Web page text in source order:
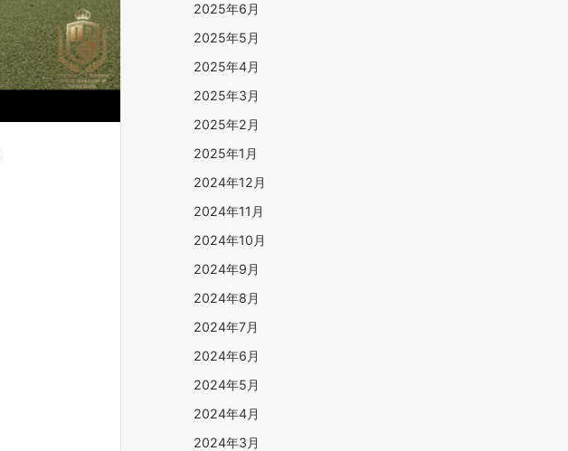
2025年6月
2025年5月
2025年4月
2025年3月
2025年2月
2025年1月
2024年12月
2024年11月
2024年10月
2024年9月
2024年8月
2024年7月
2024年6月
2024年5月
2024年4月
2024年3月